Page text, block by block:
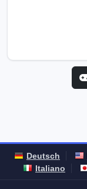
Deutsch
Italiano